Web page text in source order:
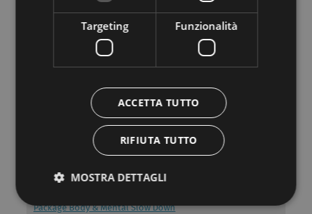
DETTAGLI
SULLA HOMEPAGE
You are my Heaven on Earth
CASTELROTTO -RITTERHOF SEIS
01/01/23 al 31/12/50 - 4 notti
ALTRI PACCHETTI
Daily Spa con trattamento di 50 minuti
Package Body & Mental Slow Down
Targeting Funzionalità
ACCETTA TUTTO
RIFIUTA TUTTO
MOSTRA DETTAGLI